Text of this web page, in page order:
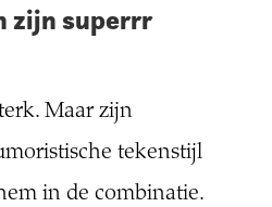
zijn superrr
Maar zijn
tekenstijl
in de combinatie.